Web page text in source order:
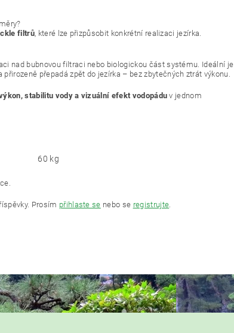
filtrů, které lze přizpůsobit konkrétní realizaci jezírka.
nad bubnovou filtraci nebo biologickou část systému. Ideální je
přepadá zpět do jezírka – bez zbytečných ztrát výkonu.
stabilitu vody a vizuální efekt vodopádu v jednom
60 kg
Prosím přihlaste se nebo se registrujte